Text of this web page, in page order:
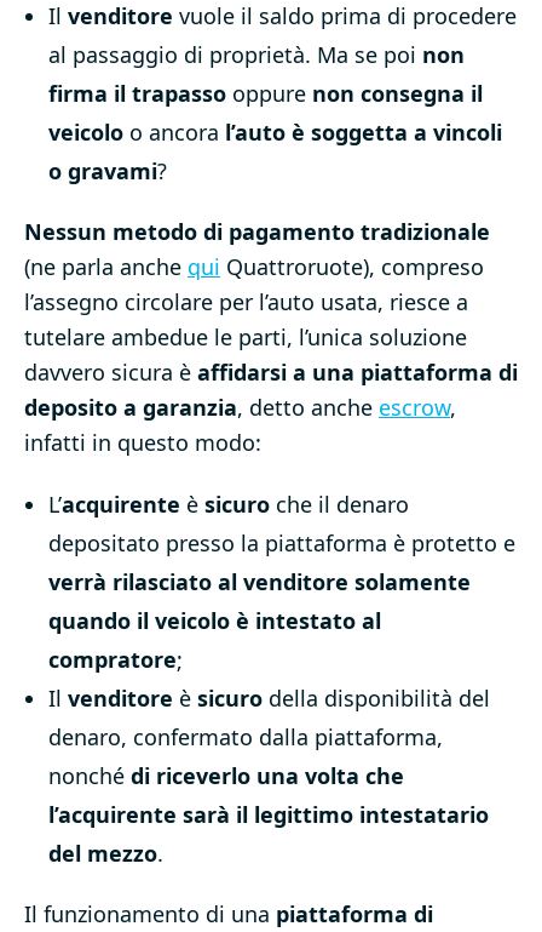
Il venditore vuole il saldo prima di procedere
al passaggio di proprietà. Ma se poi non
firma il trapasso oppure non consegna il
veicolo o ancora l’auto è soggetta a vincoli
o gravami?
Nessun metodo di pagamento tradizionale
(ne parla anche qui Quattroruote), compreso
l’assegno circolare per l’auto usata, riesce a
tutelare ambedue le parti, l’unica soluzione
davvero sicura è affidarsi a una piattaforma di
deposito a garanzia, detto anche escrow,
infatti in questo modo:
L’acquirente è sicuro che il denaro
depositato presso la piattaforma è protetto e
verrà rilasciato al venditore solamente
quando il veicolo è intestato al
compratore;
Il venditore è sicuro della disponibilità del
denaro, confermato dalla piattaforma,
nonché di riceverlo una volta che
l’acquirente sarà il legittimo intestatario
del mezzo.
Il funzionamento di una piattaforma di